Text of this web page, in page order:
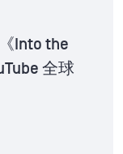
Into the
全球